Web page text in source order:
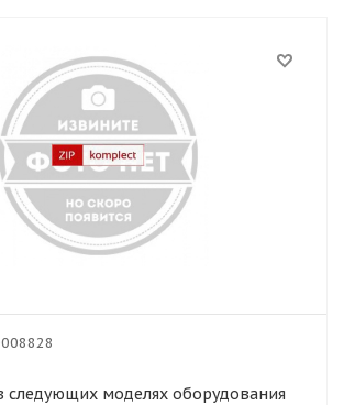
следующих моделях оборудования